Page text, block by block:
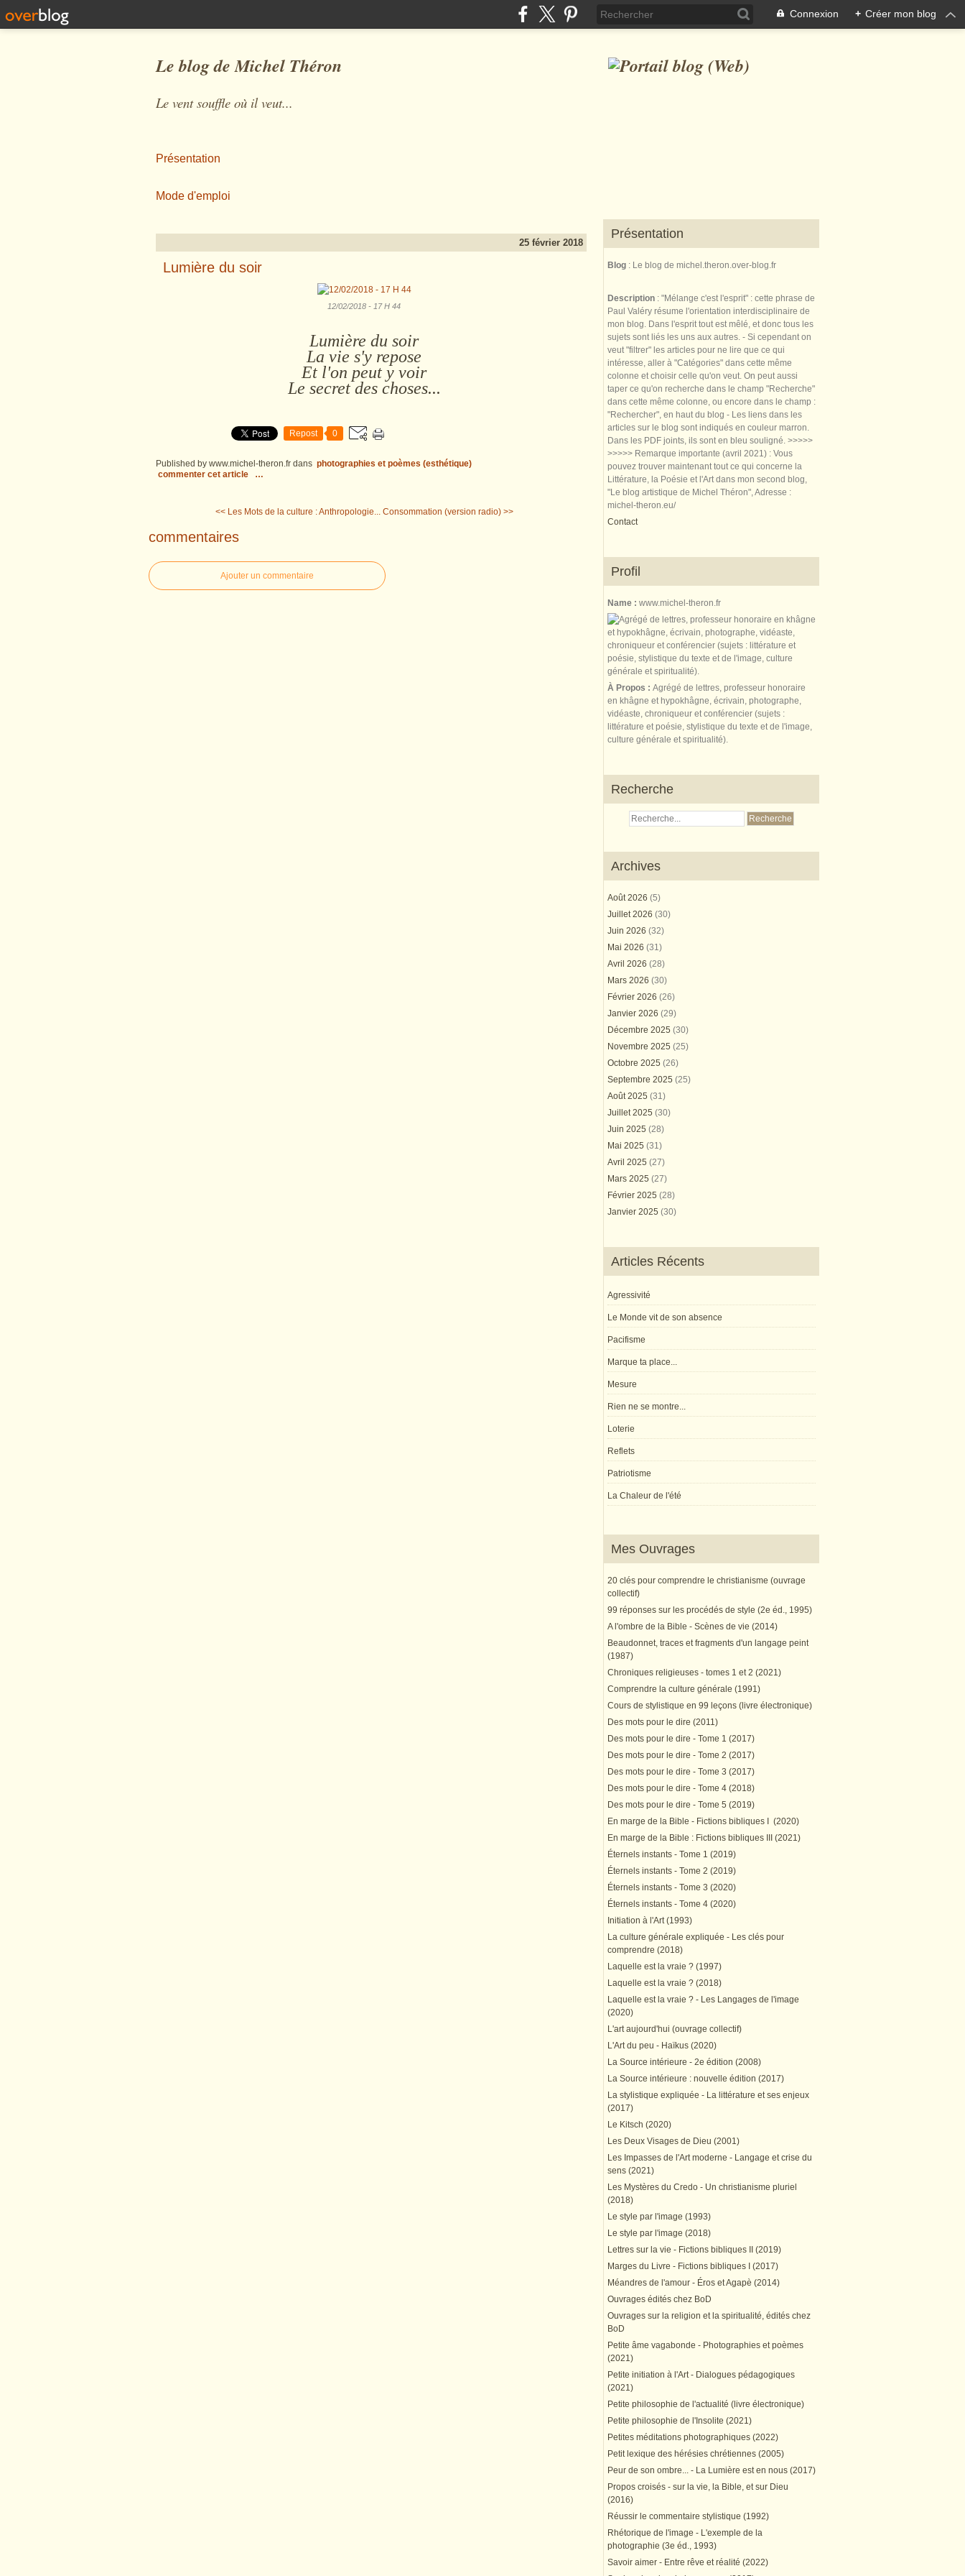
Connexion + Créer mon blog
Le blog de Michel Théron
Le vent souffle où il veut...
Présentation
Mode d'emploi
25 février 2018
Lumière du soir
12/02/2018 - 17 H 44
Lumière du soir
La vie s'y repose
Et l'on peut y voir
Le secret des choses...
Repost 0
Published by www.michel-theron.fr dans photographies et poèmes (esthétique)
commenter cet article
…
<< Les Mots de la culture : Anthropologie... Consommation (version radio) >>
commentaires
Ajouter un commentaire
Présentation
Blog : Le blog de michel.theron.over-blog.fr
Description : "Mélange c'est l'esprit" : cette phrase de
Paul Valéry résume l'orientation interdisciplinaire de
mon blog. Dans l'esprit tout est mêlé, et donc tous les
sujets sont liés les uns aux autres. - Si cependant on
veut "filtrer" les articles pour ne lire que ce qui
intéresse, aller à "Catégories" dans cette même
colonne et choisir celle qu'on veut. On peut aussi
taper ce qu'on recherche dans le champ "Recherche"
dans cette même colonne, ou encore dans le champ :
"Rechercher", en haut du blog - Les liens dans les
articles sur le blog sont indiqués en couleur marron.
Dans les PDF joints, ils sont en bleu souligné. >>>>>
>>>>> Remarque importante (avril 2021) : Vous
pouvez trouver maintenant tout ce qui concerne la
Littérature, la Poésie et l'Art dans mon second blog,
"Le blog artistique de Michel Théron", Adresse :
michel-theron.eu/
Contact
Profil
Name : www.michel-theron.fr
À Propos : Agrégé de lettres, professeur honoraire
en khâgne et hypokhâgne, écrivain, photographe,
vidéaste, chroniqueur et conférencier (sujets :
littérature et poésie, stylistique du texte et de l'image,
culture générale et spiritualité).
Recherche
Archives
Août 2026 (5)
Juillet 2026 (30)
Juin 2026 (32)
Mai 2026 (31)
Avril 2026 (28)
Mars 2026 (30)
Février 2026 (26)
Janvier 2026 (29)
Décembre 2025 (30)
Novembre 2025 (25)
Octobre 2025 (26)
Septembre 2025 (25)
Août 2025 (31)
Juillet 2025 (30)
Juin 2025 (28)
Mai 2025 (31)
Avril 2025 (27)
Mars 2025 (27)
Février 2025 (28)
Janvier 2025 (30)
Articles Récents
Agressivité
Le Monde vit de son absence
Pacifisme
Marque ta place...
Mesure
Rien ne se montre...
Loterie
Reflets
Patriotisme
La Chaleur de l'été
Mes Ouvrages
20 clés pour comprendre le christianisme (ouvrage
collectif)
99 réponses sur les procédés de style (2e éd., 1995)
A l'ombre de la Bible - Scènes de vie (2014)
Beaudonnet, traces et fragments d'un langage peint
(1987)
Chroniques religieuses - tomes 1 et 2 (2021)
Comprendre la culture générale (1991)
Cours de stylistique en 99 leçons (livre électronique)
Des mots pour le dire (2011)
Des mots pour le dire - Tome 1 (2017)
Des mots pour le dire - Tome 2 (2017)
Des mots pour le dire - Tome 3 (2017)
Des mots pour le dire - Tome 4 (2018)
Des mots pour le dire - Tome 5 (2019)
En marge de la Bible - Fictions bibliques I (2020)
En marge de la Bible : Fictions bibliques III (2021)
Éternels instants - Tome 1 (2019)
Éternels instants - Tome 2 (2019)
Éternels instants - Tome 3 (2020)
Éternels instants - Tome 4 (2020)
Initiation à l'Art (1993)
La culture générale expliquée - Les clés pour
comprendre (2018)
Laquelle est la vraie ? (1997)
Laquelle est la vraie ? (2018)
Laquelle est la vraie ? - Les Langages de l'image
(2020)
L'art aujourd'hui (ouvrage collectif)
L'Art du peu - Haïkus (2020)
La Source intérieure - 2e édition (2008)
La Source intérieure : nouvelle édition (2017)
La stylistique expliquée - La littérature et ses enjeux
(2017)
Le Kitsch (2020)
Les Deux Visages de Dieu (2001)
Les Impasses de l'Art moderne - Langage et crise du
sens (2021)
Les Mystères du Credo - Un christianisme pluriel
(2018)
Le style par l'image (1993)
Le style par l'image (2018)
Lettres sur la vie - Fictions bibliques II (2019)
Marges du Livre - Fictions bibliques I (2017)
Méandres de l'amour - Éros et Agapè (2014)
Ouvrages édités chez BoD
Ouvrages sur la religion et la spiritualité, édités chez
BoD
Petite âme vagabonde - Photographies et poèmes
(2021)
Petite initiation à l'Art - Dialogues pédagogiques
(2021)
Petite philosophie de l'actualité (livre électronique)
Petite philosophie de l'Insolite (2021)
Petites méditations photographiques (2022)
Petit lexique des hérésies chrétiennes (2005)
Peur de son ombre... - La Lumière est en nous (2017)
Propos croisés - sur la vie, la Bible, et sur Dieu
(2016)
Réussir le commentaire stylistique (1992)
Rhétorique de l'image - L'exemple de la
photographie (3e éd., 1993)
Savoir aimer - Entre rêve et réalité (2022)